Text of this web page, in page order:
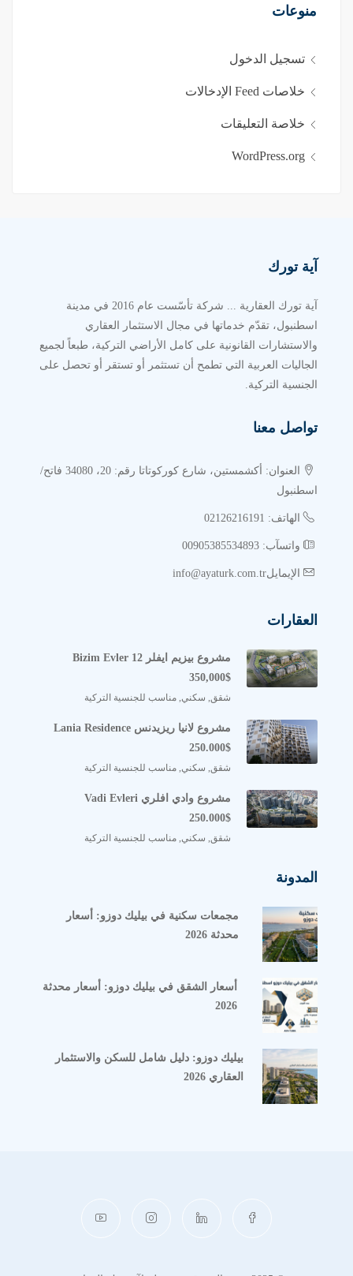
منوعات
تسجيل الدخول
خلاصات Feed الإدخالات
خلاصة التعليقات
WordPress.org
آية تورك
آية تورك العقارية ... شركة تأسّست عام 2016 في مدينة
اسطنبول، تقدّم خدماتها في مجال الاستثمار العقاري
والاستشارات القانونية على كامل الأراضي التركية، طبعاً لجميع
الجاليات العربية التي تطمح أن تستثمر أو تستقر أو تحصل على
الجنسية التركية.
تواصل معنا
العنوان: أكشمستين، شارع كوركوتاتا رقم: 20، 34080 فاتح/
اسطنبول
الهاتف: 02126216191
واتسآب: 00905385534893
الإيمايلinfo@ayaturk.com.tr
العقارات
مشروع بيزيم ايفلر Bizim Evler 12
350,000$
شقق, سكني, مناسب للجنسية التركية
مشروع لانيا ريزيدنس Lania Residence
250.000$
شقق, سكني, مناسب للجنسية التركية
مشروع وادي افلري Vadi Evleri
250.000$
شقق, سكني, مناسب للجنسية التركية
المدونة
مجمعات سكنية في بيليك دوزو: أسعار
محدثة 2026
أسعار الشقق في بيليك دوزو: أسعار محدثة
2026
بيليك دوزو: دليل شامل للسكن والاستثمار
العقاري 2026